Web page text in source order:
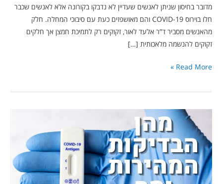
מדובר בחיסון שניתן לאנשים שעדיין לא נדבקו בקורונה אלא לאנשים שכבר
חלו בוירוס COVID-19 והם מאושפזים כעת עם סיבוכי המחלה. חלק
מהאנשים מסביר ד”ר אלעד לאור, זקוקים רק לתמיכת חמצן אך חלקים
זקוקים להנשמה מלאכותית […]
Read More »
לאור:
מהן
הבדיקות
המהירות
לקורונה